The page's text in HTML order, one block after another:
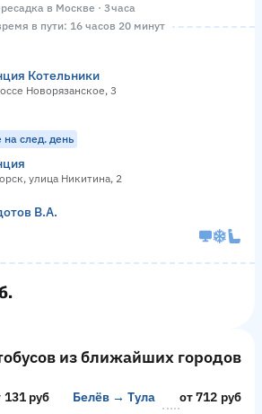
в Москве · 3 часа
в пути: 16 часов 20 минут
Котельники
Новорязанское, 3
на след. день
улица Никитина, 2
В.А.
из ближайших городов
131 руб Белёв → Тула
от 712 руб